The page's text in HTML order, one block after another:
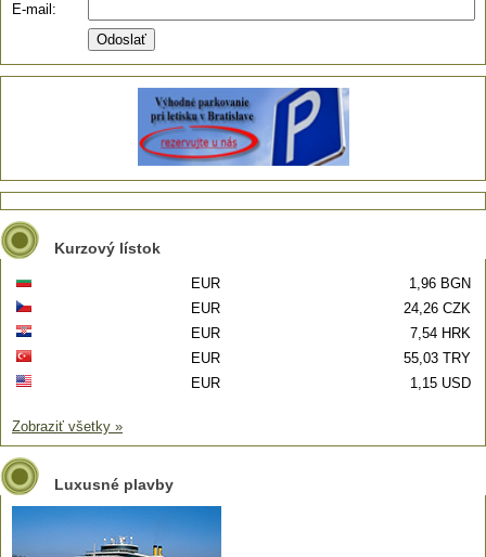
E-mail:
Kurzový lístok
EUR
1,96 BGN
EUR
24,26 CZK
EUR
7,54 HRK
EUR
55,03 TRY
EUR
1,15 USD
Zobraziť všetky »
Luxusné plavby